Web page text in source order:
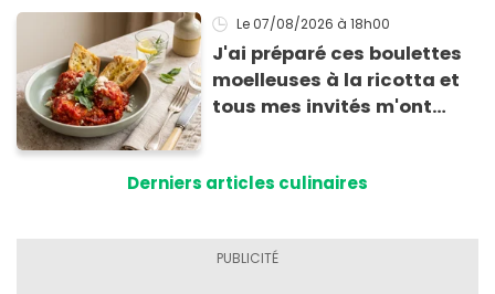
Le 07/08/2026 à 18h00
J'ai préparé ces boulettes
moelleuses à la ricotta et
tous mes invités m'ont
Derniers articles culinaires